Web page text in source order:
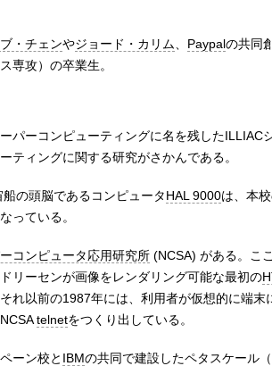
・チェンやジョード・カリム Paypalの共同
専攻）の卒業生。
パーコンピューティングに名を残したILLIAC
ティングに関する研究がさかんである。
の頭脳であるコンピュータHAL 9000は、本
っている。
コンピュータ応用研究所(NCSA) がある。こ
リーセンが画像をレンダリング可能な最初の
れ以前の1987年には、利用者が仮想的に端
telnetをつくり出している。
ーン校と IBMの共同で建設したペタスケール（